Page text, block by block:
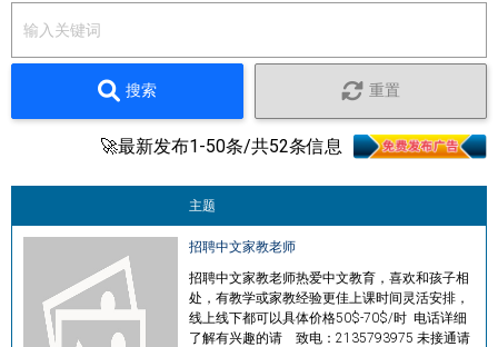
搜索 重置
🚀最新发布1-50条/共52条信息
主题
招聘中文家教老师
招聘中文家教老师热爱中文教育，喜欢和孩子相
处，有教学或家教经验更佳上课时间灵活安排，
线上线下都可以具体价格50$-70$/时 电话详细
了解有兴趣的请 致电：2135793975 未接通请